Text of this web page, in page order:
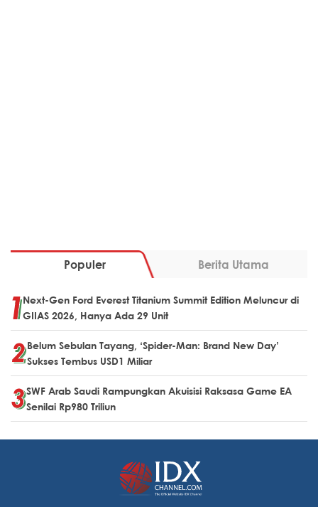
Populer Berita Utama
Next-Gen Ford Everest Titanium Summit Edition Meluncur di
GIIAS 2026, Hanya Ada 29 Unit
Belum Sebulan Tayang, ‘Spider-Man: Brand New Day’
Sukses Tembus USD1 Miliar
SWF Arab Saudi Rampungkan Akuisisi Raksasa Game EA
Senilai Rp980 Triliun